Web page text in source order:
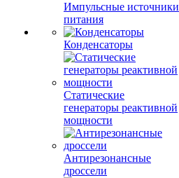
Импульсные источники
питания
Конденсаторы
Статические
генераторы реактивной
мощности
Антирезонансные
дроссели